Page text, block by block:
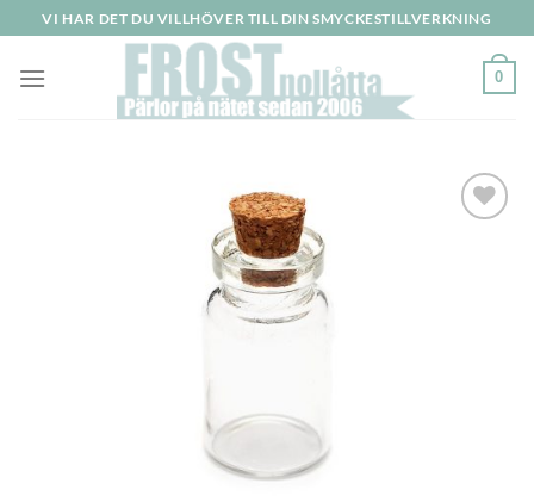
to
content
VI HAR DET DU VILLHÖVER TILL DIN SMYCKESTILLVERKNING
0